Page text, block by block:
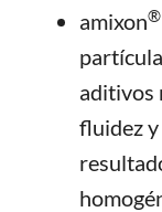
amixon®
aditivos
fluidez y